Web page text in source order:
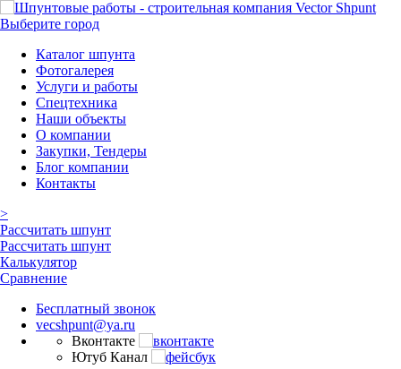
Выберите город
Каталог шпунта
Фотогалерея
Услуги и работы
Спецтехника
Наши объекты
О компании
Закупки, Тендеры
Блог компании
Контакты
>
Рассчитать шпунт
Рассчитать шпунт
Калькулятор
Сравнение
Бесплатный звонок
vecshpunt@ya.ru
Вконтакте
Ютуб Канал